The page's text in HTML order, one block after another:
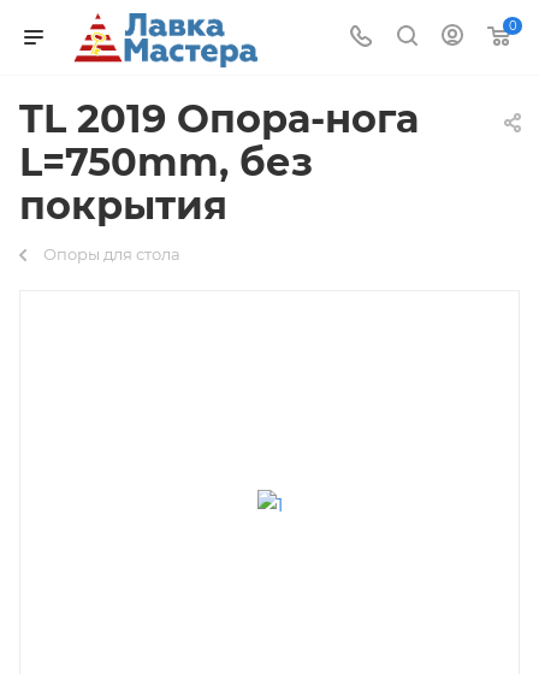
0
TL 2019 Опора-нога
L=750mm, без
покрытия
Опоры для стола